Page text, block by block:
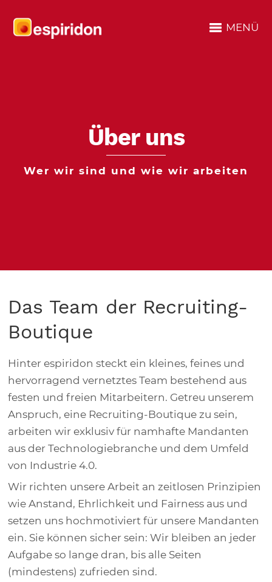
MENÜ
Über uns
Wer wir sind und wie wir arbeiten
Das Team der Recruiting-
Boutique
Hinter espiridon steckt ein kleines, feines und
hervorragend vernetztes Team bestehend aus
festen und freien Mitarbeitern. Getreu unserem
Anspruch, eine Recruiting-Boutique zu sein,
arbeiten wir exklusiv für namhafte Mandanten
aus der Technologiebranche und dem Umfeld
von Industrie 4.0.
Wir richten unsere Arbeit an zeitlosen Prinzipien
wie Anstand, Ehrlichkeit und Fairness aus und
setzen uns hochmotiviert für unsere Mandanten
ein. Sie können sicher sein: Wir bleiben an jeder
Aufgabe so lange dran, bis alle Seiten
(mindestens) zufrieden sind.